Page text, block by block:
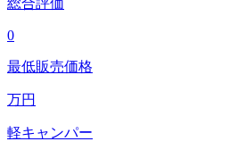
0
最低販売価格
万円
軽キャンパー